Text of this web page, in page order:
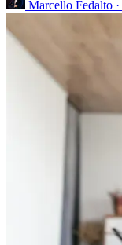
Marcello Fedalto ·